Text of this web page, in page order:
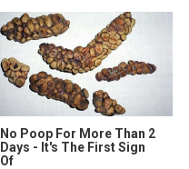
No Poop For More Than 2
Days - It's The First Sign
Of